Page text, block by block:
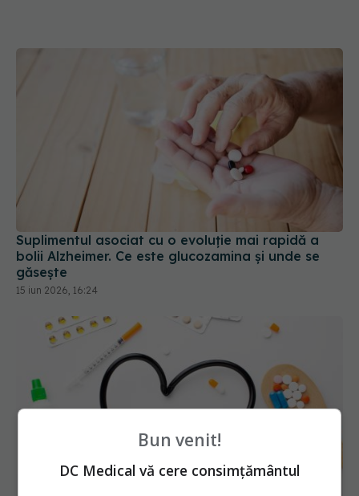
Suplimentul asociat cu o evoluție mai rapidă a
bolii Alzheimer. Ce este glucozamina și unde se
găsește
15 iun 2026, 16:24
Bun venit!
DC Medical vă cere consimțământul